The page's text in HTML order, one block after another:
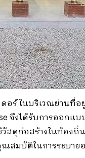
อร์ ในบริเวณย่านที่
จึงได้รับการออก
สดุก่อสร้างในท้อง
สมบัติในการระบาย